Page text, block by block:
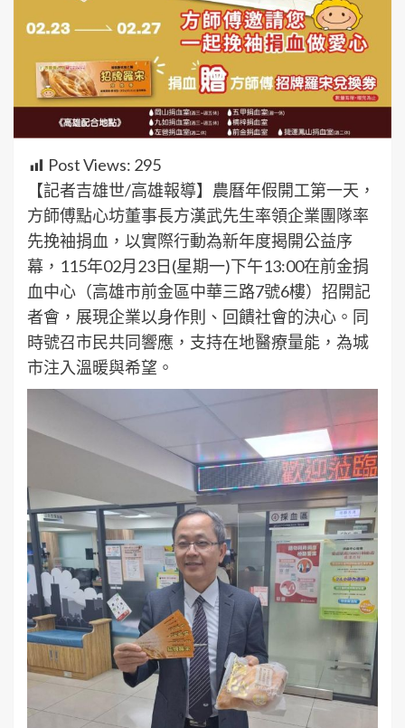
Post Views: 295
【記者吉雄世/高雄報導】農曆年假開工第一天，
方師傅點心坊董事長方漢武先生率領企業團隊率
先挽袖捐血，以實際行動為新年度揭開公益序
幕，115年02月23日(星期一)下午13:00在前金捐
血中心（高雄市前金區中華三路7號6樓）招開記
者會，展現企業以身作則、回饋社會的決心。同
時號召市民共同響應，支持在地醫療量能，為城
市注入溫暖與希望。